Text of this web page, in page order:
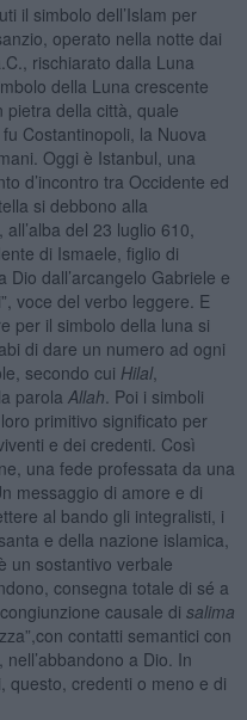
il simbolo dell’Islam per
operato nella notte dai
rischiarato dalla Luna
della Luna crescente
della città, quale
Costantinopoli, la Nuova
Oggi è Istanbul, una
d’incontro tra Occidente ed
si debbono alla
del 23 luglio 610,
di Ismaele, figlio di
dall’arcangelo Gabriele e
voce del verbo leggere. E
per il simbolo della luna si
di dare un numero ad ogni
secondo cui Hilal,
parola Allah . Poi i simboli
primitivo significato per
e dei credenti. Così
una fede professata da una
messaggio di amore e di
al bando gli integralisti, i
e della nazione islamica,
un sostantivo verbale
consegna totale di sé a
, congiunzione causale di salima
contatti semantici con
nell’abbandono a Dio. In
questo, credenti o meno e di